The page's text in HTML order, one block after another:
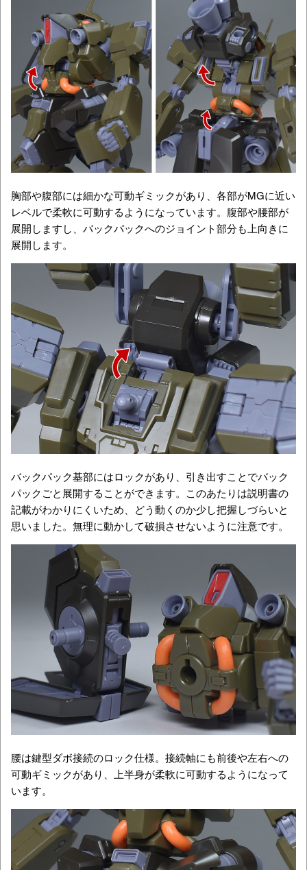
胸部や腹部には細かな可動ギミックがあり、各部がMGに近い
レベルで柔軟に可動するようになっています。腹部や腰部が
展開しますし、バックパックへのジョイント部分も上向きに
展開します。
バックパック基部にはロックがあり、引き出すことでバック
パックごと展開することができます。このあたりは説明書の
記載がわかりにくいため、どう動くのか少し把握しづらいと
思いました。無理に動かして破損させないように注意です。
腰は鍵型ダボ接続のロック仕様。接続軸にも前後や左右への
可動ギミックがあり、上半身が柔軟に可動するようになって
います。